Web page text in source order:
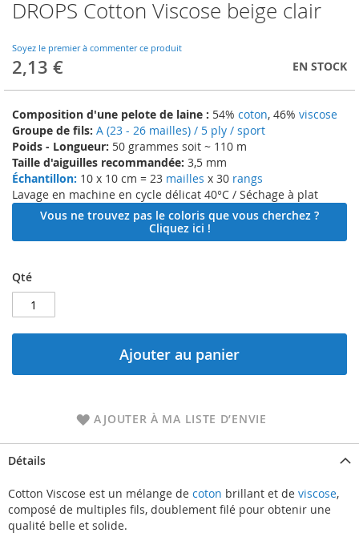
DROPS Cotton Viscose beige clair
Soyez le premier à commenter ce produit
2,13 € EN STOCK
Composition d'une pelote de laine : 54% coton, 46% viscose
Groupe de fils: A (23 - 26 mailles) / 5 ply / sport
Poids - Longueur: 50 grammes soit ~ 110 m
Taille d'aiguilles recommandée: 3,5 mm
Échantillon: 10 x 10 cm = 23 mailles x 30 rangs
Lavage en machine en cycle délicat 40°C / Séchage à plat
Vous ne trouvez pas le coloris que vous cherchez ?
Cliquez ici !
Qté
Ajouter au panier
AJOUTER À MA LISTE D’ENVIE
Skip
to
beginning
of
the
gallery
Détails
Cotton Viscose est un mélange de coton brillant et de viscose,
composé de multiples fils, doublement filé pour obtenir une
qualité belle et solide.